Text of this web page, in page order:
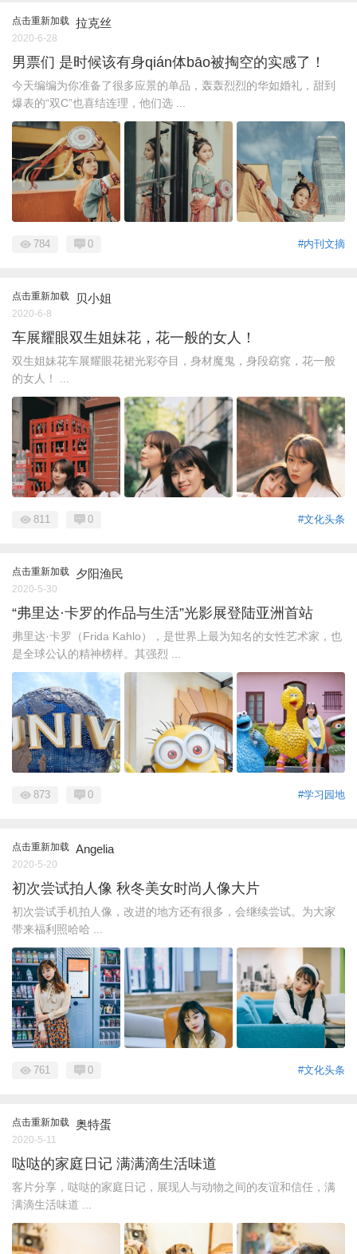
点击重新加载 拉克丝
2020-6-28
男票们 是时候该有身qián体bāo被掏空的实感了！
今天编编为你准备了很多应景的单品，轰轰烈烈的华如婚礼，甜到
爆表的“双C”也喜结连理，他们选 ...
#内刊文摘
784 0
点击重新加载 贝小姐
2020-6-8
车展耀眼双生姐妹花，花一般的女人！
双生姐妹花车展耀眼花裙光彩夺目，身材魔鬼，身段窈窕，花一般
的女人！ ...
#文化头条
811 0
点击重新加载 夕阳渔民
2020-5-30
“弗里达·卡罗的作品与生活”光影展登陆亚洲首站
弗里达·卡罗（Frida Kahlo），是世界上最为知名的女性艺术家，也
是全球公认的精神榜样。其强烈 ...
#学习园地
873 0
点击重新加载 Angelia
2020-5-20
初次尝试拍人像 秋冬美女时尚人像大片
初次尝试手机拍人像，改进的地方还有很多，会继续尝试。为大家
带来福利照哈哈 ...
#文化头条
761 0
点击重新加载 奥特蛋
2020-5-11
哒哒的家庭日记 满满滴生活味道
客片分享，哒哒的家庭日记，展现人与动物之间的友谊和信任，满
满滴生活味道 ...